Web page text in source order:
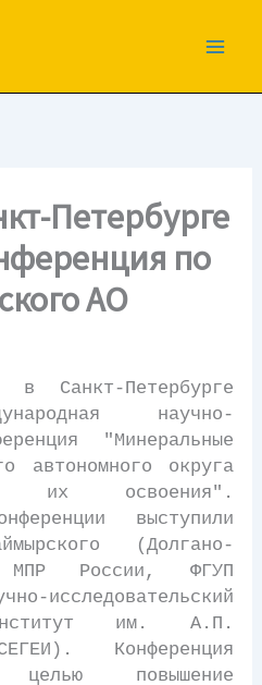
Петербурге
по
АО
Петербурге
научно-
"Минеральные
автономного округа
их освоения".
выступили
(Долгано-
России, ФГУП
исследовательский
институт им. А.П.
Конференция
повышение